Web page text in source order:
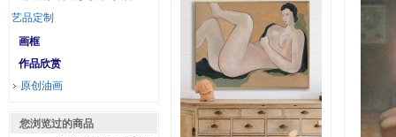
艺品定制
画框
作品欣赏
原创油画
您浏览过的商品